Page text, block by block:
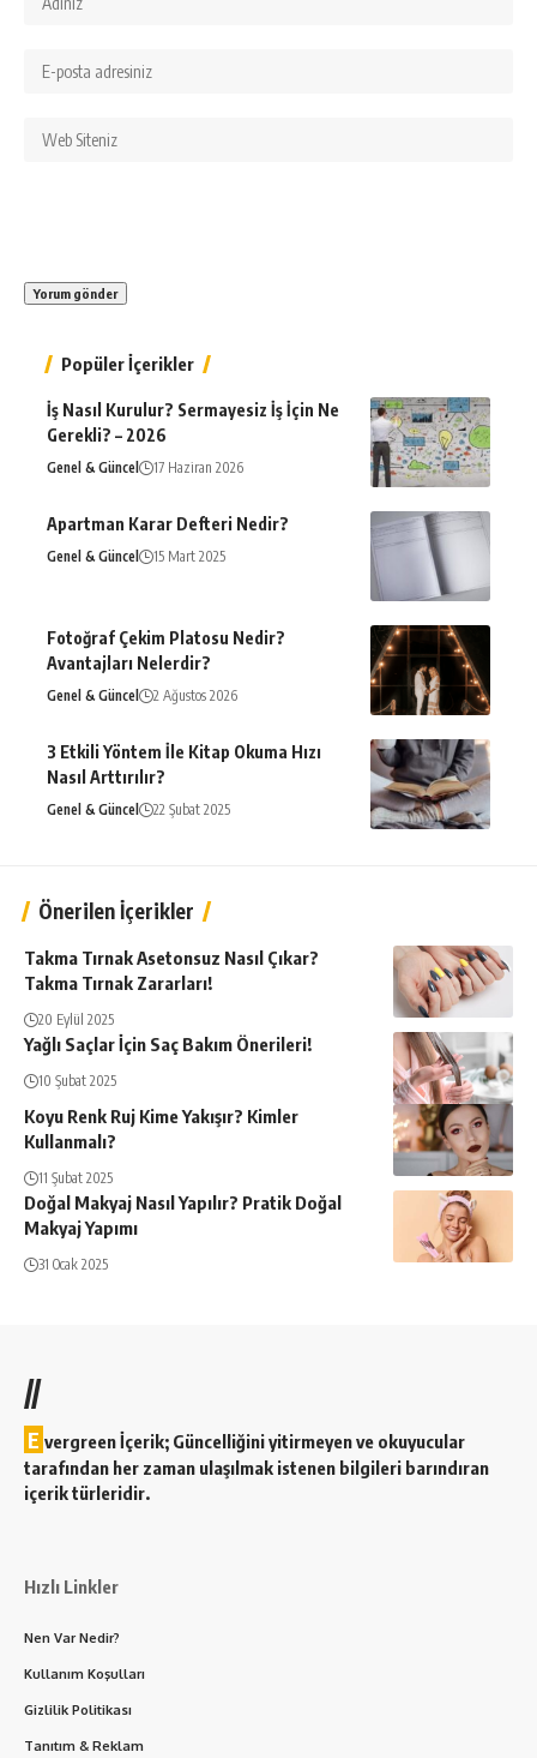
Popüler İçerikler
İş Nasıl Kurulur? Sermayesiz İş İçin Ne
Gerekli? – 2026
Genel & Güncel 17 Haziran 2026
Apartman Karar Defteri Nedir?
Genel & Güncel 15 Mart 2025
Fotoğraf Çekim Platosu Nedir?
Avantajları Nelerdir?
Genel & Güncel 2 Ağustos 2026
3 Etkili Yöntem İle Kitap Okuma Hızı
Nasıl Arttırılır?
Genel & Güncel 22 Şubat 2025
Önerilen İçerikler
Takma Tırnak Asetonsuz Nasıl Çıkar?
Takma Tırnak Zararları!
20 Eylül 2025
Yağlı Saçlar İçin Saç Bakım Önerileri!
10 Şubat 2025
Koyu Renk Ruj Kime Yakışır? Kimler
Kullanmalı?
11 Şubat 2025
Doğal Makyaj Nasıl Yapılır? Pratik Doğal
Makyaj Yapımı
31 Ocak 2025
//
E vergreen İçerik; Güncelliğini yitirmeyen ve okuyucular
tarafından her zaman ulaşılmak istenen bilgileri barındıran
içerik türleridir.
Hızlı Linkler
Nen Var Nedir?
Kullanım Koşulları
Gizlilik Politikası
Tanıtım & Reklam